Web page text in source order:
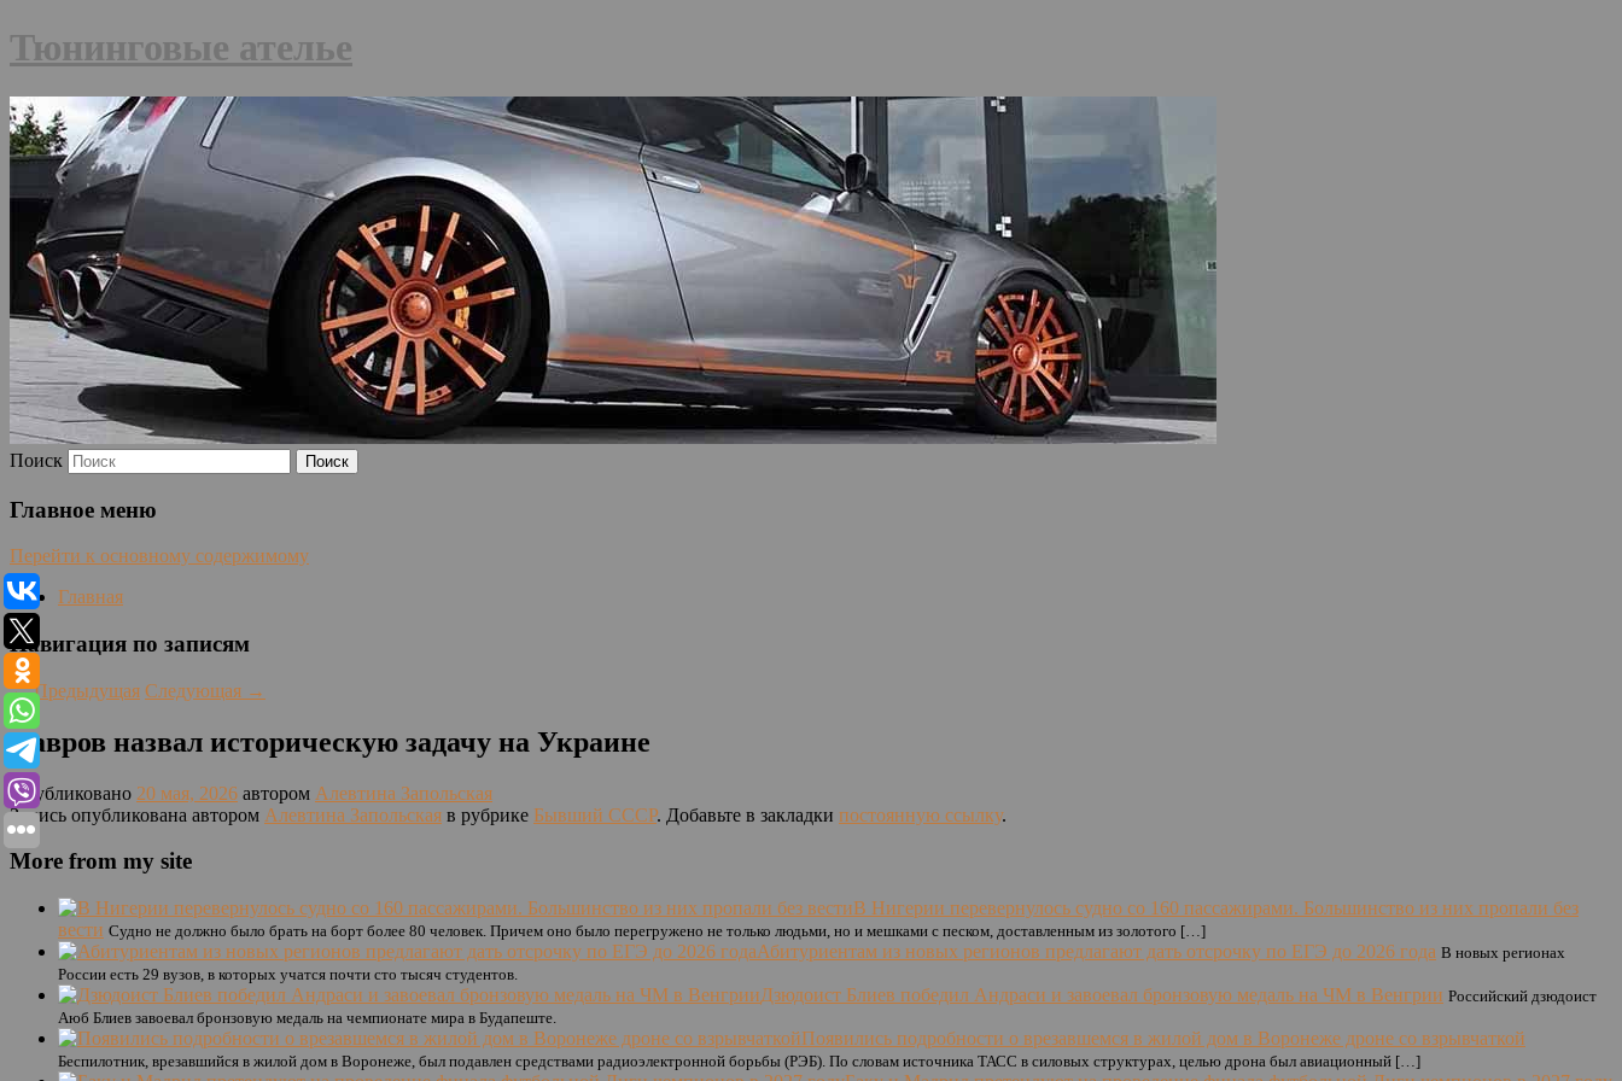
Тюнинговые ателье
Поиск
Главное меню
Перейти к основному содержимому
Главная
Навигация по записям
←Предыдущая Следующая →
Лавров назвал историческую задачу на Украине
Опубликовано 20 мая, 2026 автором Алевтина Запольская
Запись опубликована автором Алевтина Запольская в рубрике Бывший СССР. Добавьте в закладки постоянную ссылку.
More from my site
В Нигерии перевернулось судно со 160 пассажирами. Большинство из них пропали без
вести Судно не должно было брать на борт более 80 человек. Причем оно было перегружено не только людьми, но и мешками с песком, доставленным из золотого […]
Абитуриентам из новых регионов предлагают дать отсрочку по ЕГЭ до 2026 года В новых регионах
России есть 29 вузов, в которых учатся почти сто тысяч студентов.
Дзюдоист Блиев победил Андраси и завоевал бронзовую медаль на ЧМ в Венгрии Российский дзюдоист
Аюб Блиев завоевал бронзовую медаль на чемпионате мира в Будапеште.
Появились подробности о врезавшемся в жилой дом в Воронеже дроне со взрывчаткой
Беспилотник, врезавшийся в жилой дом в Воронеже, был подавлен средствами радиоэлектронной борьбы (РЭБ). По словам источника ТАСС в силовых структурах, целью дрона был авиационный […]